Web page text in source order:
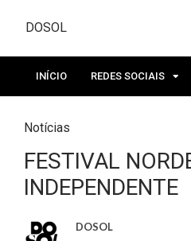
DOSOL
INÍCIO REDES SOCIAIS
Notícias
FESTIVAL
INDEPENDENTE
DOSOL